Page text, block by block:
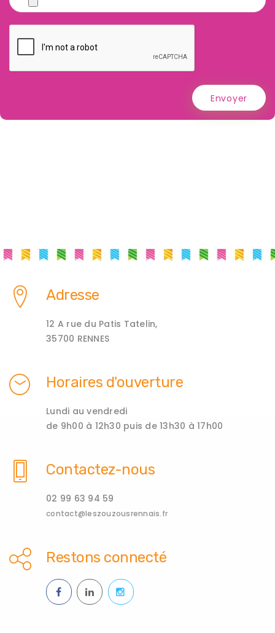
Envoyer
Adresse
12 A rue du Patis Tatelin,
35700 RENNES
Horaires d'ouverture
Lundi au vendredi
de 9h00 à 12h30 puis de 13h30 à 17h00
Contactez-nous
02 99 63 94 59
contact@leszouzousrennais.fr
Restons connecté